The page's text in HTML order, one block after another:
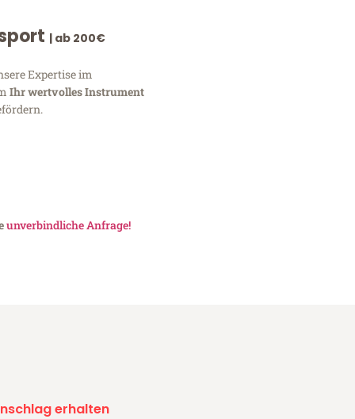
| ab 200€
Expertise im
Ihr wertvolles Instrument
unverbindliche Anfrage!
erhalten